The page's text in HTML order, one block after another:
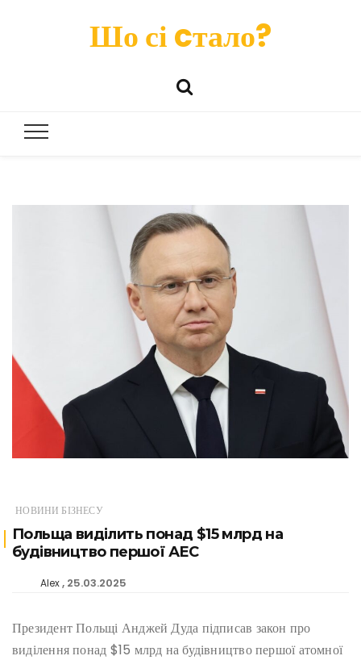
Шо сі cтало?
НОВИНИ БІЗНЕСУ
Польща виділить понад $15 млрд на
будівництво першої АЕС
Alex 25.03.2025
Президент Польщі Анджей Дуда підписав закон про
виділення понад $15 млрд на будівництво першої атомної